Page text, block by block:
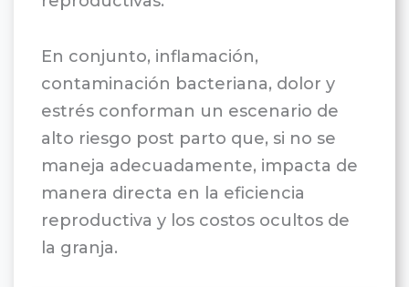
En conjunto, inflamación,
contaminación bacteriana, dolor y
estrés conforman un escenario de
alto riesgo post parto que, si no se
maneja adecuadamente, impacta de
manera directa en la eficiencia
reproductiva y los costos ocultos de
la granja.